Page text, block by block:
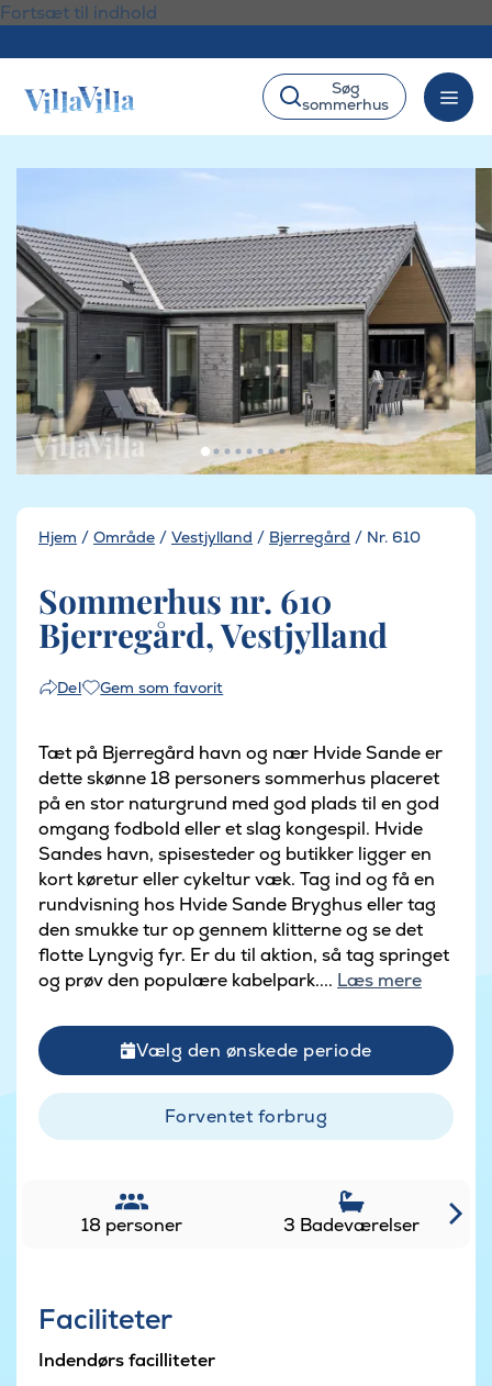
Fortsæt til indhold
Søg
sommerhus
Hjem / Område / Vestjylland / Bjerregård / Nr. 610
Sommerhus nr. 610
Bjerregård, Vestjylland
Del Gem som favorit
Tæt på Bjerregård havn og nær Hvide Sande er
dette skønne 18 personers sommerhus placeret
på en stor naturgrund med god plads til en god
omgang fodbold eller et slag kongespil. Hvide
Sandes havn, spisesteder og butikker ligger en
kort køretur eller cykeltur væk. Tag ind og få en
rundvisning hos Hvide Sande Bryghus eller tag
den smukke tur op gennem klitterne og se det
flotte Lyngvig fyr. Er du til aktion, så tag springet
og prøv den populære kabelpark.... Læs mere
Vælg den ønskede periode
Forventet forbrug
18 personer 3 Badeværelser
Faciliteter
Indendørs facilliteter